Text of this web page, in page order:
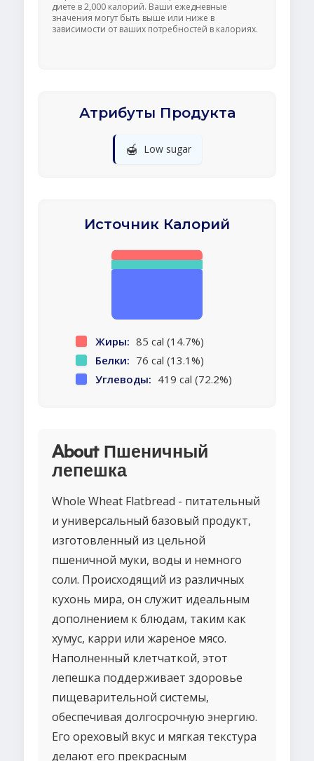
диете в 2,000 калорий. Ваши ежедневные
значения могут быть выше или ниже в
зависимости от ваших потребностей в калориях.
Атрибуты Продукта
🍯 Low sugar
Источник Калорий
Жиры: 85 cal (14.7%)
Белки: 76 cal (13.1%)
Углеводы: 419 cal (72.2%)
About Пшеничный
лепешка
Whole Wheat Flatbread - питательный
и универсальный базовый продукт,
изготовленный из цельной
пшеничной муки, воды и немного
соли. Происходящий из различных
кухонь мира, он служит идеальным
дополнением к блюдам, таким как
хумус, карри или жареное мясо.
Наполненный клетчаткой, этот
лепешка поддерживает здоровье
пищеварительной системы,
обеспечивая долгосрочную энергию.
Его ореховый вкус и мягкая текстура
делают его прекрасным